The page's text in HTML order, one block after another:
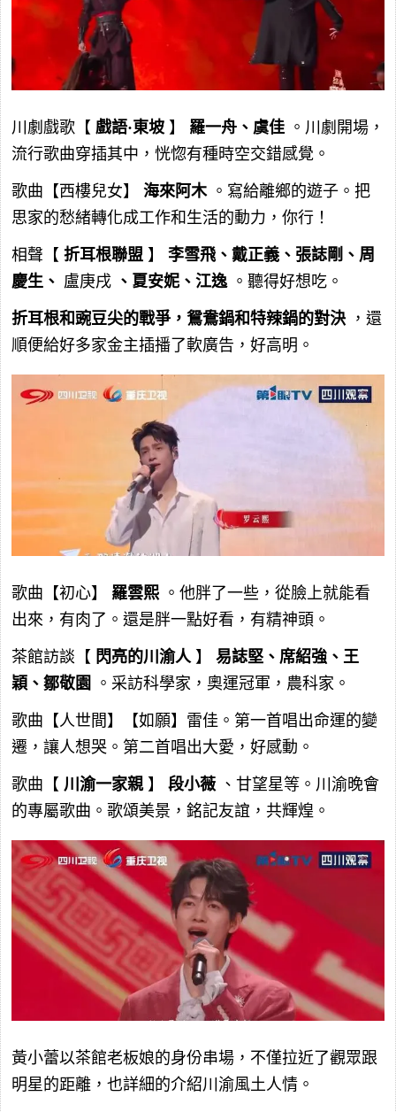
川劇戲歌【 戲語·東坡 】 羅一舟、虞佳 。川劇開場，
流行歌曲穿插其中，恍惚有種時空交錯感覺。
歌曲【西樓兒女】 海來阿木 。寫給離鄉的遊子。把
思家的愁緒轉化成工作和生活的動力，你行！
相聲【 折耳根聯盟 】 李雪飛、戴正義、張誌剛、周
慶生、 盧庚戌 、夏安妮、江逸 。聽得好想吃。
折耳根和豌豆尖的戰爭，鴛鴦鍋和特辣鍋的對決 ，還
順便給好多家金主插播了軟廣告，好高明。
歌曲【初心】 羅雲熙 。他胖了一些，從臉上就能看
出來，有肉了。還是胖一點好看，有精神頭。
茶館訪談【 閃亮的川渝人 】 易誌堅、席紹強、王
穎、鄒敬園
。采訪科學家，奧運冠軍，農科家。
歌曲【人世間】【如願】雷佳。第一首唱出命運的變
遷，讓人想哭。第二首唱出大愛，好感動。
歌曲【 川渝一家親 】 段小薇 、甘望星等。川渝晚會
的專屬歌曲。歌頌美景，銘記友誼，共輝煌。
黃小蕾以茶館老板娘的身份串場，不僅拉近了觀眾跟
明星的距離，也詳細的介紹川渝風土人情。